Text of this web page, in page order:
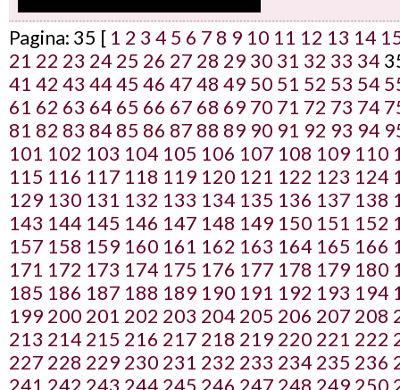
Pagina: 35 [ 1 2 3 4 5 6 7 8 9 10 11 12 13 14
21 22 23 24 25 26 27 28 29 30 31 32 33 34
41 42 43 4445 46 4748 49 50 51 52 53 54
61 62 63 64 65 66 67 68 69 70 71 72 73 74
81 82 83 84 85 86 87 88 89 90 91 92 93 94
101 102 103 104 105 106 107 108 109 110
115 116 117 118 119 120 121 122 123 124
129 130 131 132 133 134 135 136 137 138
143 144 145 146 147 148 149 150 151 152
157 158 159 160 161 162 163 164 165 166
171 172 173 174 175 176 177 178 179 180
185 186 187 188 189 190 191 192 193 194
199 200 201 202 203 204 205 206 207 208
213 214 215 216 217 218 219 220 221 222
227 228 229 230 231 232 233 234 235 236